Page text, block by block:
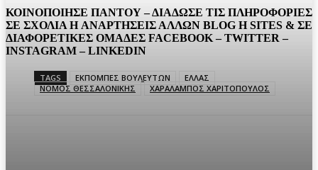
ΚΟΙΝΟΠΟΙΗΣΕ ΠΑΝΤΟΥ – ΔΙΑΔΩΣΕ ΤΙΣ ΠΛΗΡΟΦΟΡΙΕΣ
ΣΕ ΣΧΟΛΙΑ H ΑΝAΡΤΗΣΕΙΣ ΑΛΛΩΝ BLOG H SITES & ΣΕ
ΔΙΑΦΟΡΕTIKEΣ ΟΜΑΔΕΣ FACEBOOK – TWITTER –
INSTAGRAM – LINKEDIN
TAGS ΕΚΠΟΜΠΕΣ ΒΟΥΛΕΥΤΩΝ
ΕΛΛΑΣ
ΝΟΜΟΣ ΘΕΣΣΑΛΟΝΙΚΗΣ
ΧΑΡΑΛΑΜΠΟΣ ΧΑΡΙΤΟΠΟΥΛΟΣ